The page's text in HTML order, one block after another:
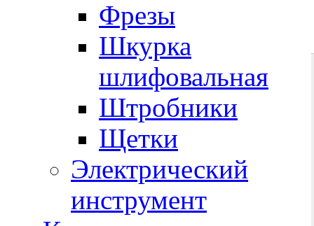
Фрезы
Шкурка
шлифовальная
Штробники
Щетки
Электрический
инструмент